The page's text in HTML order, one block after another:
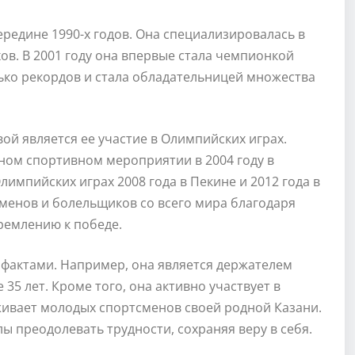
1990-х годов. Она специализировалась в
В 2001 году она впервые стала чемпионкой
рекордов и стала обладательницей множества
является ее участие в Олимпийских играх.
спортивном мероприятии в 2004 году в
играх 2008 года в Пекине и 2012 года в
и болельщиков со всего мира благодаря
к победе.
Например, она является держателем
лет. Кроме того, она активно участвует в
молодых спортсменов своей родной Казани.
трудности, сохраняя веру в себя.